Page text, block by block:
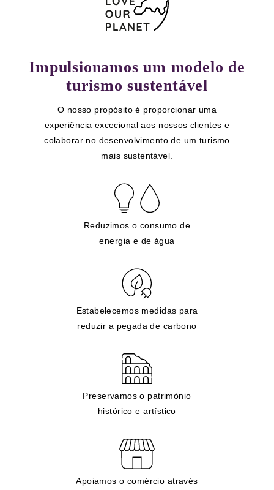
Impulsionamos um modelo de
turismo sustentável
O nosso propósito é proporcionar uma
experiência excecional aos nossos clientes e
colaborar no desenvolvimento de um turismo
mais sustentável.
Reduzimos o consumo de
energia e de água
Estabelecemos medidas para
reduzir a pegada de carbono
Preservamos o património
histórico e artístico
Apoiamos o comércio através